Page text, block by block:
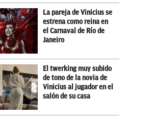
La pareja de Vinicius se
estrena como reina en
el Carnaval de Río de
Janeiro
El twerking muy subido
de tono de la novia de
Vinicius al jugador en el
salón de su casa